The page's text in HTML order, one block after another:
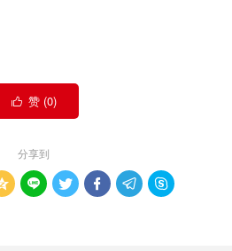
 赞 (0)
分享到
    